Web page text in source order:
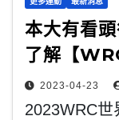
本大有看
了解【
2023-04-23
2023WRC